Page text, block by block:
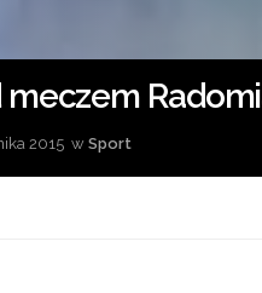
2015 w Sport